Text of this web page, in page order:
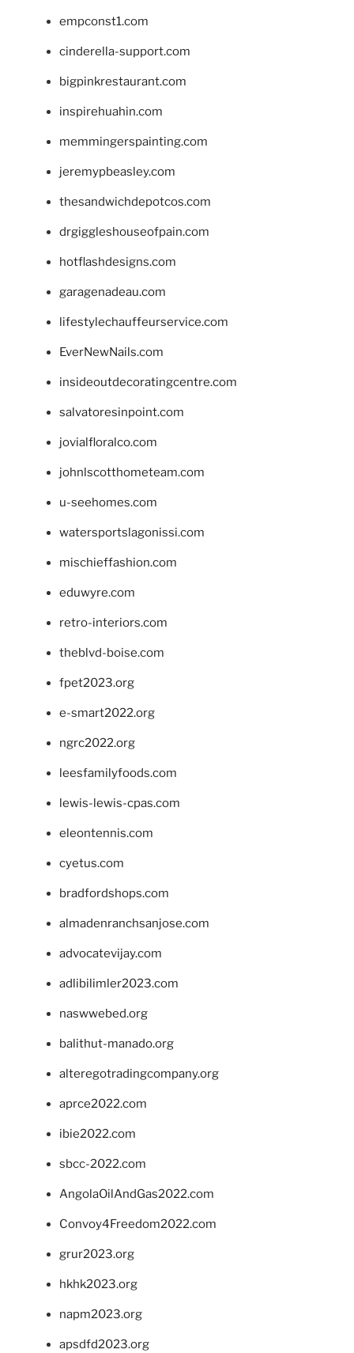
empconst1.com
cinderella-support.com
bigpinkrestaurant.com
inspirehuahin.com
memmingerspainting.com
jeremypbeasley.com
thesandwichdepotcos.com
drgiggleshouseofpain.com
hotflashdesigns.com
garagenadeau.com
lifestylechauffeurservice.com
EverNewNails.com
insideoutdecoratingcentre.com
salvatoresinpoint.com
jovialfloralco.com
johnlscotthometeam.com
u-seehomes.com
watersportslagonissi.com
mischieffashion.com
eduwyre.com
retro-interiors.com
theblvd-boise.com
fpet2023.org
e-smart2022.org
ngrc2022.org
leesfamilyfoods.com
lewis-lewis-cpas.com
eleontennis.com
cyetus.com
bradfordshops.com
almadenranchsanjose.com
advocatevijay.com
adlibilimler2023.com
naswwebed.org
balithut-manado.org
alteregotradingcompany.org
aprce2022.com
ibie2022.com
sbcc-2022.com
AngolaOilAndGas2022.com
Convoy4Freedom2022.com
grur2023.org
hkhk2023.org
napm2023.org
apsdfd2023.org